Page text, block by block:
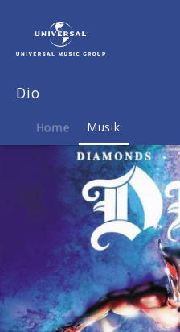
Of
Dio
Home Musik